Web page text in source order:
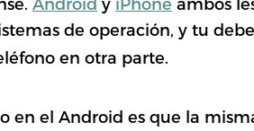
de operación, y tu
en otra parte.
en el Android es que la